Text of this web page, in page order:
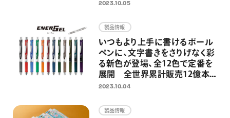
2023.10.05
製品情報
いつもより上手に書けるボール
ペンに、文字書きをさりげなく彩
る新色が登場、全12色で定番を
展開 全世界累計販売12億本
超の速乾ゲルインキボールペン
2023.10.04
製品情報